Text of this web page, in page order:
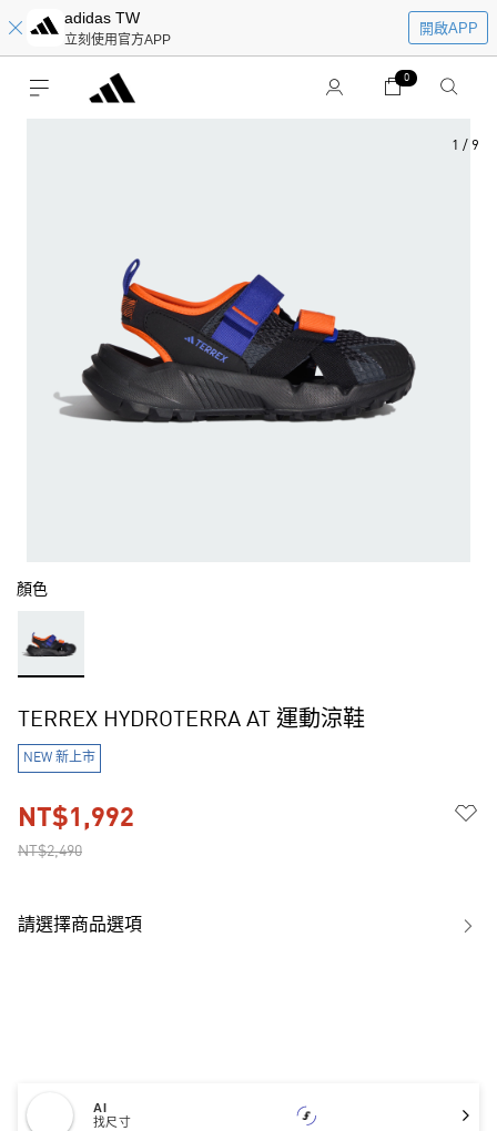
adidas TW
立刻使用官方APP
開啟APP
0
1 / 9
顏色
TERREX HYDROTERRA AT 運動涼鞋
NEW 新上市
NT$2,490
NT$1,992
請選擇商品選項
AI
找尺寸